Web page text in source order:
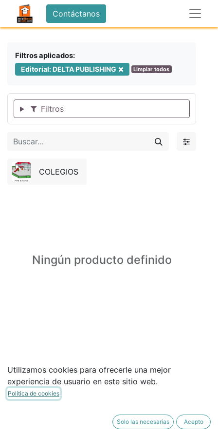
Contáctanos
Filtros aplicados:
Editorial: DELTA PUBLISHING Limpiar todos
Filtros
COLEGIOS
Ningún producto definido
Utilizamos cookies para ofrecerle una mejor
experiencia de usuario en este sitio web.
Política de cookies
Solo las necesarias Acepto